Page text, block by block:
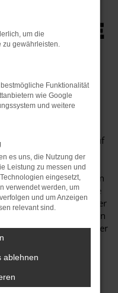
IN
einfach sein. Ein
durch seine
sich als jahrelanger
Bautzen als auch auf
Supra
und wird Ihnen viel
seit mehr als 30 Jahren
für Fahrzeuge wie
sondern auch tief in der
Unternehmen zählen
was Sie in jeder
Des Weiteren
und
um die
zu gewährleisten.
Funktionalität
wie Google
und weitere
es uns, die Nutzung der
Leistung zu messen und
eingesetzt,
verwendet werden, um
und um Anzeigen
relevant sind.
ablehnen